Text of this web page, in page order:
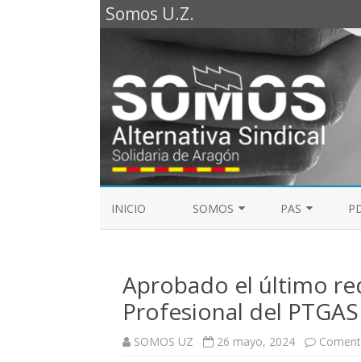
Somos U.Z.
INICIO SOMOS
REPRESENTANTES SOMOS PDI
PAS
MESA DE PAS
Aprobado el último
Profesional del PTGAS
SOMOS UZ 26 mayo, 2024